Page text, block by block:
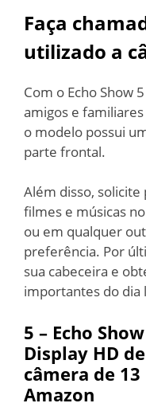
Faça
utilizado a
Com o Echo Show
amigos e
o modelo possui
parte frontal.
Além disso,
filmes e músicas
ou em qualquer
preferência. Por
sua cabeceira e
importantes do dia
5 – Echo
Display HD
câmera de
Amazon